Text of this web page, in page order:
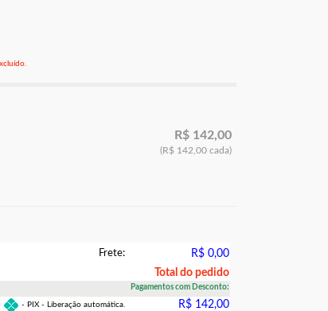
R$ 142,00
(R$ 142,00 cada)
Frete:
R$ 0,00
Total do pedido
Pagamentos com Desconto:
- PIX - Liberação automática. R$ 142,00